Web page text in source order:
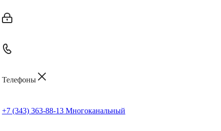
Телефоны
+7 (343) 363-88-13 Многоканальный